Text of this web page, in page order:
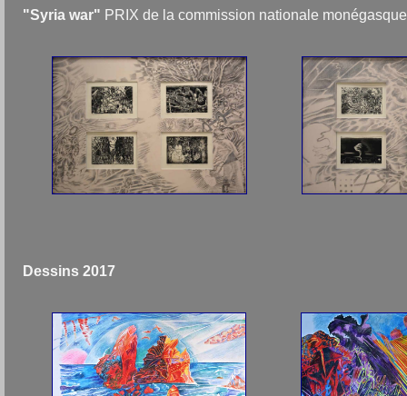
"Syria war" PRIX de la commission nationale
Dessins 2017